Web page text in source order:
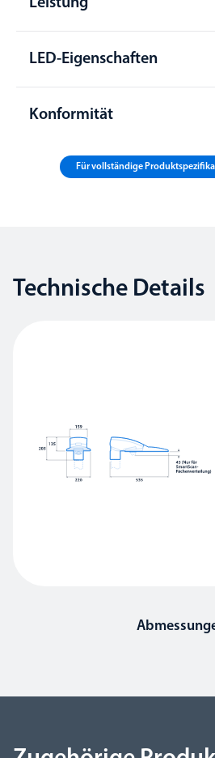
Leistung
LED-Eigenschaften
Konformität
Für vollständige
Technische Details